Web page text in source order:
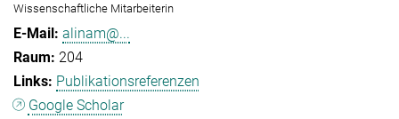
Wissenschaftliche Mitarbeiterin
alinam@...
204
Publikationsreferenzen
Google Scholar